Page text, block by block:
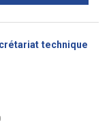
technique